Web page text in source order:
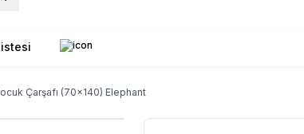
Çarşafı (70x140) Elephant